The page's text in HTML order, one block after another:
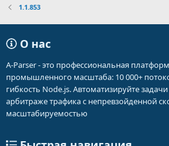
1.1.853
О нас
A-Parser - это профессиональная
промышленного масштаба: 10 000+
гибкость Node.js. Автоматизируйте
арбитраже трафика с непревзойденной
масштабируемостью